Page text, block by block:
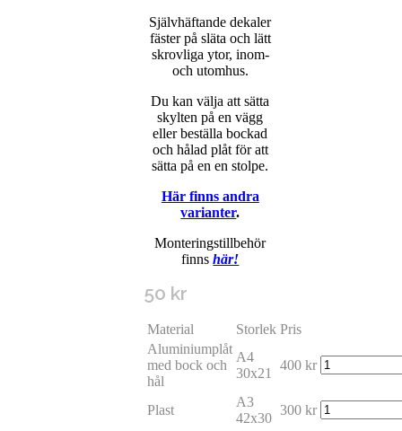
Självhäftande dekaler
fäster på släta och lätt
skrovliga ytor, inom-
och utomhus.
Du kan välja att sätta
skylten på en vägg
eller beställa bockad
och hålad plåt för att
sätta på en en stolpe.
Här finns andra
varianter.
Monteringstillbehör
finnshär!
50 kr
Material Storlek Pris
Aluminiumplåt
med bock och
hål
A4
30x21
400 kr
Plast
A3
42x30
300 kr